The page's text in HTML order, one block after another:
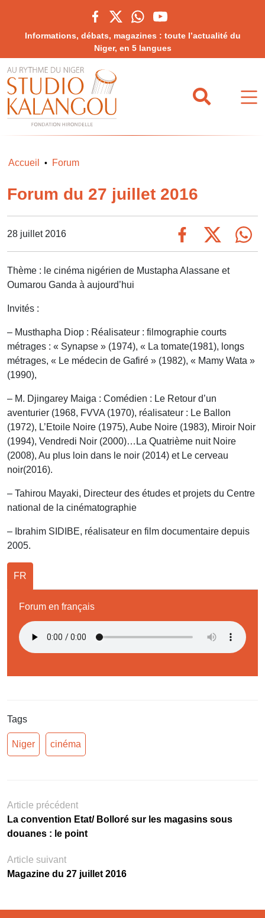
Informations, débats, magazines : toute l’actualité du
Niger, en 5 langues
Accueil • Forum
Forum du 27 juillet 2016
28 juillet 2016
Thème : le cinéma nigérien de Mustapha Alassane et
Oumarou Ganda à aujourd’hui
Invités :
– Musthapha Diop : Réalisateur : filmographie courts
métrages : « Synapse » (1974), « La tomate(1981), longs
métrages, « Le médecin de Gafiré » (1982), « Mamy Wata »
(1990),
– M. Djingarey Maiga : Comédien : Le Retour d’un
aventurier (1968, FVVA (1970), réalisateur : Le Ballon
(1972), L’Etoile Noire (1975), Aube Noire (1983), Miroir Noir
(1994), Vendredi Noir (2000)…La Quatrième nuit Noire
(2008), Au plus loin dans le noir (2014) et Le cerveau
noir(2016).
– Tahirou Mayaki, Directeur des études et projets du Centre
national de la cinématographie
– Ibrahim SIDIBE, réalisateur en film documentaire depuis
2005.
FR
Forum en français
Tags
Niger cinéma
Article précédent
La convention Etat/ Bolloré sur les magasins sous
douanes : le point
Article suivant
Magazine du 27 juillet 2016